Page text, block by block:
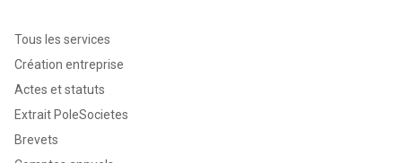
Tous les services
Création entreprise
Actes et statuts
Extrait PoleSocietes
Brevets